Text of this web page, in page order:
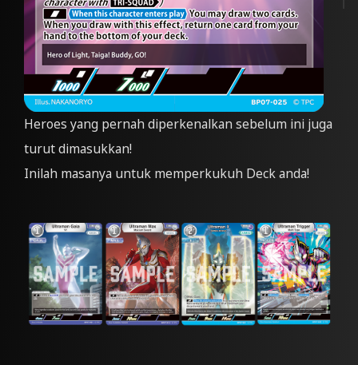
Heroes yang pernah diperkenalkan sebelum ini juga
turut dimasukkan!
Inilah masanya untuk memperkukuh Deck anda!